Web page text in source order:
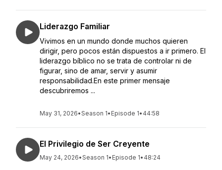
Liderazgo Familiar
Vivimos en un mundo donde muchos quieren
dirigir, pero pocos están dispuestos a ir primero. El
liderazgo bíblico no se trata de controlar ni de
figurar, sino de amar, servir y asumir
responsabilidad.En este primer mensaje
descubriremos ...
May 31, 2026•Season 1• Episode 1• 44:58
El Privilegio de Ser Creyente
May 24, 2026•Season 1• Episode 1• 48:24